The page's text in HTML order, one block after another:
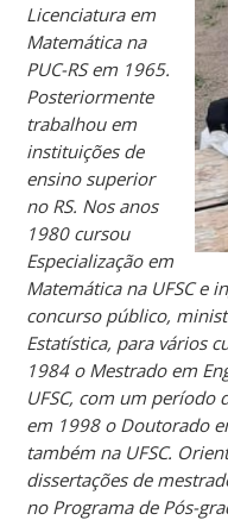
Licenciatura em
Matemática na
PUC-RS em 1965.
Posteriormente
trabalhou em
instituições de
ensino superior
no RS. Nos anos
1980 cursou
Especialização em
Matemática na UFSC e
concurso público,
Estatística, para vários
1984 o Mestrado em
UFSC, com um período
em 1998 o Doutorado
também na UFSC.
dissertações de
no Programa de Pós-